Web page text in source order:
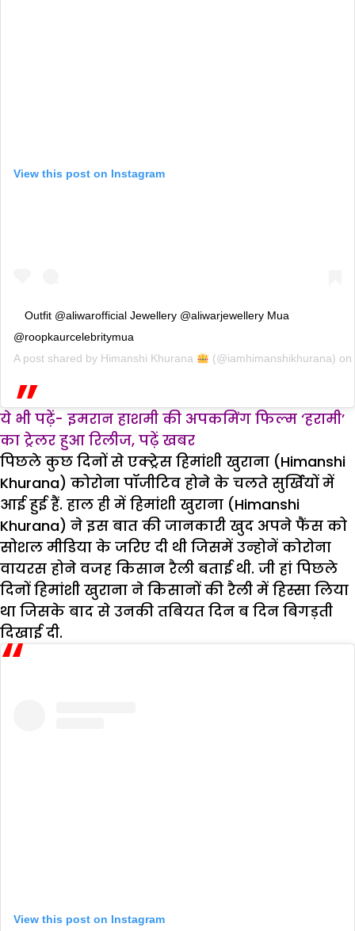
View this post on Instagram
Outfit @aliwarofficial Jewellery @aliwarjewellery Mua
@roopkaurcelebritymua
A post shared by Himanshi Khurana (@iamhimanshikhurana) on
ये भी पढ़ें- इमरान हाशमी की अपकमिंग फिल्म ‘हरामी’
का ट्रेलर हुआ रिलीज, पढ़ें खबर
पिछले कुछ दिनों से एक्ट्रेस हिमांशी खुराना (Himanshi
Khurana) कोरोना पॉजीटिव होने के चलते सुर्खियों में
आई हुई हैं. हाल ही में हिमांशी खुराना (Himanshi
Khurana) ने इस बात की जानकारी खुद अपने फैंस को
सोशल मीडिया के जरिए दी थी जिसमें उन्होनें कोरोना
वायरस होने वजह किसान रैली बताई थी. जी हां पिछले
दिनों हिमांशी खुराना ने किसानों की रैली में हिस्सा लिया
था जिसके बाद से उनकी तबियत दिन ब दिन बिगड़ती
दिखाई दी.
View this post on Instagram